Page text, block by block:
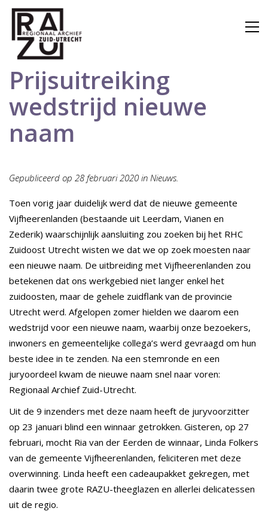
Prijsuitreiking
wedstrijd nieuwe
naam
Gepubliceerd op 28 februari 2020 in Nieuws.
Toen vorig jaar duidelijk werd dat de nieuwe gemeente
Vijfheerenlanden (bestaande uit Leerdam, Vianen en
Zederik) waarschijnlijk aansluiting zou zoeken bij het RHC
Zuidoost Utrecht wisten we dat we op zoek moesten naar
een nieuwe naam. De uitbreiding met Vijfheerenlanden zou
betekenen dat ons werkgebied niet langer enkel het
zuidoosten, maar de gehele zuidflank van de provincie
Utrecht werd. Afgelopen zomer hielden we daarom een
wedstrijd voor een nieuwe naam, waarbij onze bezoekers,
inwoners en gemeentelijke collega’s werd gevraagd om hun
beste idee in te zenden. Na een stemronde en een
juryoordeel kwam de nieuwe naam snel naar voren:
Regionaal Archief Zuid-Utrecht.
Uit de 9 inzenders met deze naam heeft de juryvoorzitter
op 23 januari blind een winnaar getrokken. Gisteren, op 27
februari, mocht Ria van der Eerden de winnaar, Linda Folkers
van de gemeente Vijfheerenlanden, feliciteren met deze
overwinning. Linda heeft een cadeaupakket gekregen, met
daarin twee grote RAZU-theeglazen en allerlei delicatessen
uit de regio.